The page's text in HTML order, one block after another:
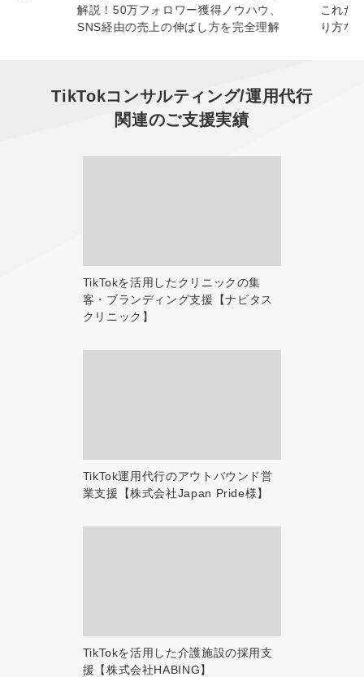
解説！50万フォロワー獲得ノウハウ、
SNS経由の売上の伸ばし方を完全理解
これだ
り方な
TikTokコンサルティング/運用代行
関連のご支援実績
TikTokを活用したクリニックの集
客・ブランディング支援【ナビタス
クリニック】
TikTok運用代行のアウトバウンド営
業支援【株式会社Japan Pride様】
TikTokを活用した介護施設の採用支
援【株式会社HABING】